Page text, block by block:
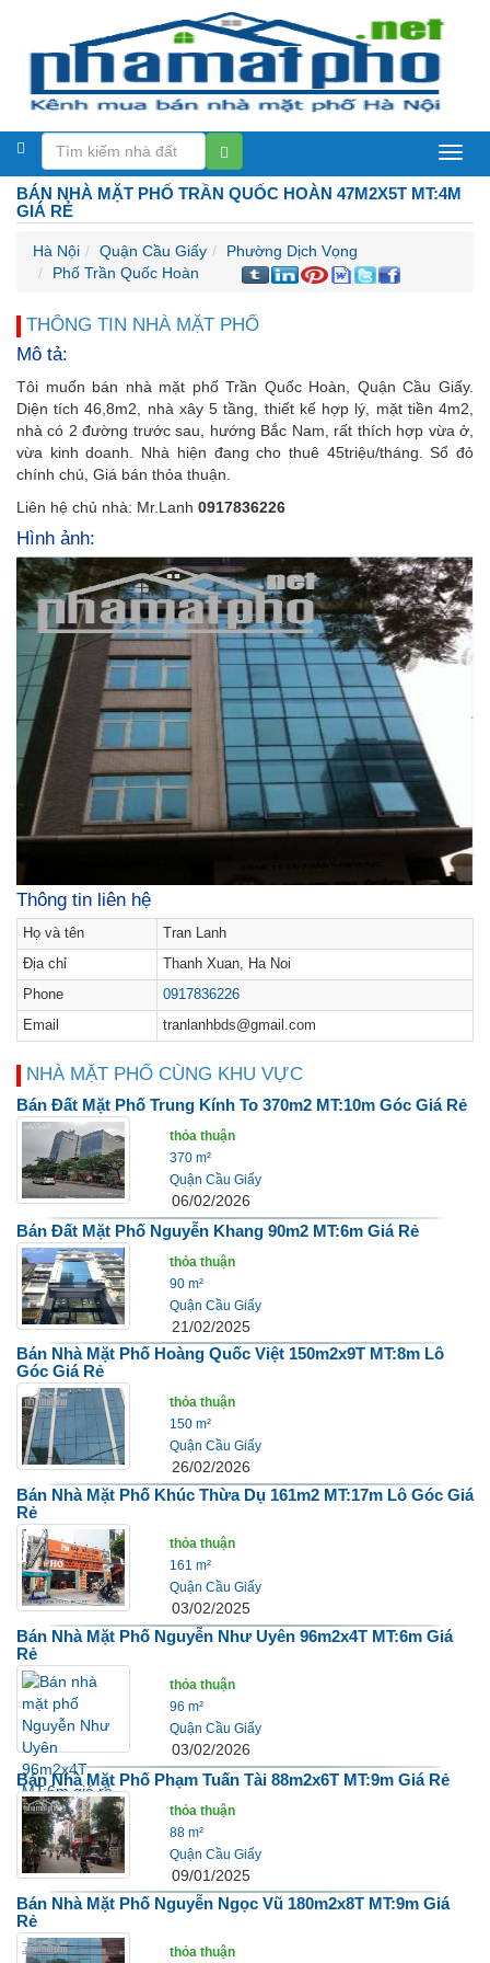
BÁN NHÀ MẶT PHỐ TRẦN QUỐC HOÀN 47M2X5T MT:4M
GIÁ RẺ
Hà Nội Quận Cầu Giấy
Phường Dịch Vọng
Phố Trần Quốc Hoàn
THÔNG TIN NHÀ MẶT PHỐ
Mô tả:
Tôi muốn bán nhà mặt phố Trần Quốc Hoàn, Quận Cầu Giấy.
Diện tích 46,8m2, nhà xây 5 tầng, thiết kế hợp lý, mặt tiền 4m2,
nhà có 2 đường trước sau, hướng Bắc Nam, rất thích hợp vừa ở,
vừa kinh doanh. Nhà hiện đang cho thuê 45triệu/tháng. Sổ đỏ
chính chủ, Giá bán thỏa thuận.
Liên hệ chủ nhà: Mr.Lanh 0917836226
Hình ảnh:
Thông tin liên hệ
Họ và tên
Tran Lanh
Địa chỉ
Thanh Xuan, Ha Noi
Phone
0917836226
Email
tranlanhbds@gmail.com
NHÀ MẶT PHỐ CÙNG KHU VỰC
Bán Đất Mặt Phố Trung Kính To 370m2 MT:10m Góc Giá Rẻ
thỏa thuận
370 m²
Quận Cầu Giấy
06/02/2026
Bán Đất Mặt Phố Nguyễn Khang 90m2 MT:6m Giá Rẻ
thỏa thuận
90 m²
Quận Cầu Giấy
21/02/2025
Bán Nhà Mặt Phố Hoàng Quốc Việt 150m2x9T MT:8m Lô
Góc Giá Rẻ
thỏa thuận
150 m²
Quận Cầu Giấy
26/02/2026
Bán Nhà Mặt Phố Khúc Thừa Dụ 161m2 MT:17m Lô Góc Giá
Rẻ
thỏa thuận
161 m²
Quận Cầu Giấy
03/02/2025
Bán Nhà Mặt Phố Nguyễn Như Uyên 96m2x4T MT:6m Giá
Rẻ
thỏa thuận
96 m²
Quận Cầu Giấy
03/02/2026
Bán Nhà Mặt Phố Phạm Tuấn Tài 88m2x6T MT:9m Giá Rẻ
thỏa thuận
88 m²
Quận Cầu Giấy
09/01/2025
Bán Nhà Mặt Phố Nguyễn Ngọc Vũ 180m2x8T MT:9m Giá
Rẻ
thỏa thuận